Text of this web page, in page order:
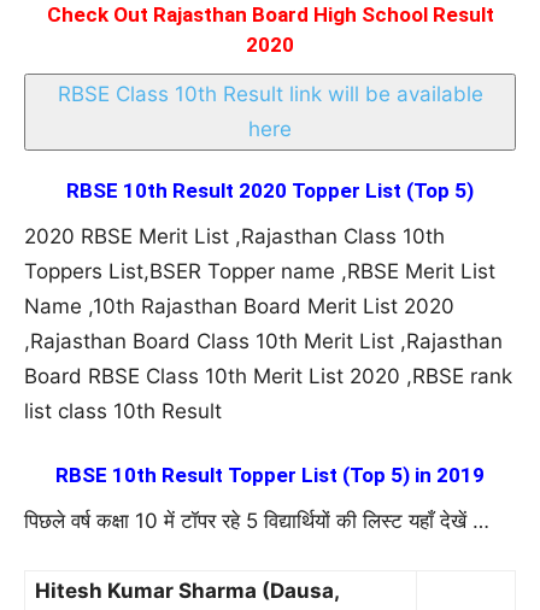
Check Out Rajasthan Board High School Result
2020
RBSE Class 10th Result link will be available
here
RBSE 10th Result 2020 Topper List (Top 5)
2020 RBSE Merit List ,Rajasthan Class 10th
Toppers List,BSER Topper name ,RBSE Merit List
Name ,10th Rajasthan Board Merit List 2020
,Rajasthan Board Class 10th Merit List ,Rajasthan
Board RBSE Class 10th Merit List 2020 ,RBSE rank
list class 10th Result
RBSE 10th Result Topper List (Top 5) in 2019
पिछले वर्ष कक्षा 10 में टॉपर रहे 5 विद्यार्थियों की लिस्ट यहाँ देखें …
Hitesh Kumar Sharma (Dausa,